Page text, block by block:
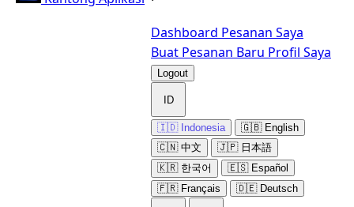
Dashboard Pesanan Saya
Buat Pesanan Baru Profil Saya
Logout
ID
🇮🇩 Indonesia
🇬🇧 English
🇨🇳 中文
🇯🇵 日本語
🇰🇷 한국어
🇪🇸 Español
🇫🇷 Français
🇩🇪 Deutsch